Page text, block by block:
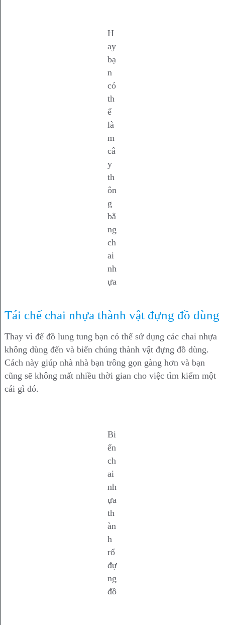
H
ay
bạ
n
có
th
ể
là
m
câ
y
th
ôn
g
bằ
ng
ch
ai
nh
ựa
Tái chế chai nhựa thành vật đựng đồ dùng
Thay vì để đồ lung tung bạn có thể sử dụng các chai nhựa
không dùng đến và biến chúng thành vật đựng đồ dùng.
Cách này giúp nhà nhà bạn trông gọn gàng hơn và bạn
cũng sẽ không mất nhiều thời gian cho việc tìm kiếm một
cái gì đó.
Bi
ến
ch
ai
nh
ựa
th
àn
h
rổ
đự
ng
đồ